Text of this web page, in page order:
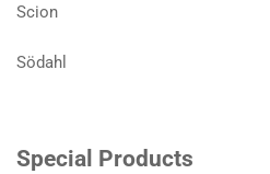
Scion
Södahl
Special Products